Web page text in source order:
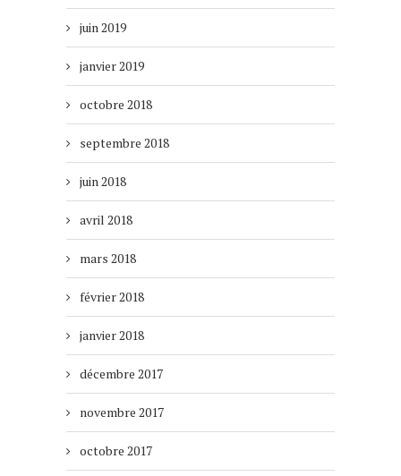
juin 2019
janvier 2019
octobre 2018
septembre 2018
juin 2018
avril 2018
mars 2018
février 2018
janvier 2018
décembre 2017
novembre 2017
octobre 2017